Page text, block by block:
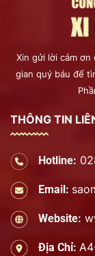
Xin gửi lời cảm ơn
gian quý báu để
THÔNG TIN
Hotline:
Email:
Website:
Địa Chỉ: